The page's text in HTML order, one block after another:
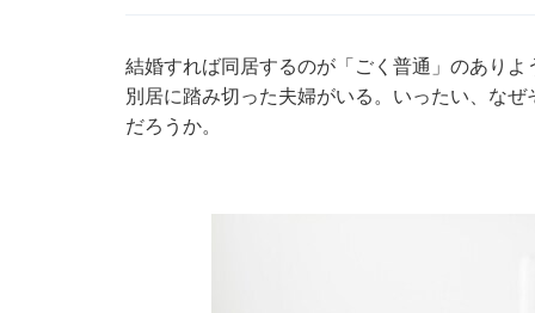
結婚すれば同居するのが「ごく普通」のあり
別居に踏み切った夫婦がいる。いったい、な
だろうか。